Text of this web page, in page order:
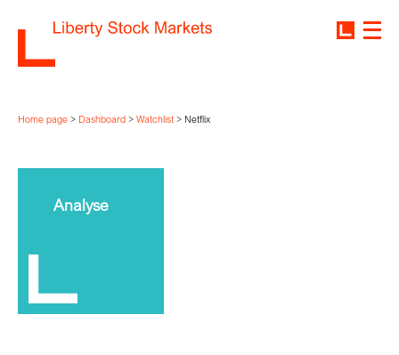
Home page > Dashboard > Watchlist > Netflix
Analyse